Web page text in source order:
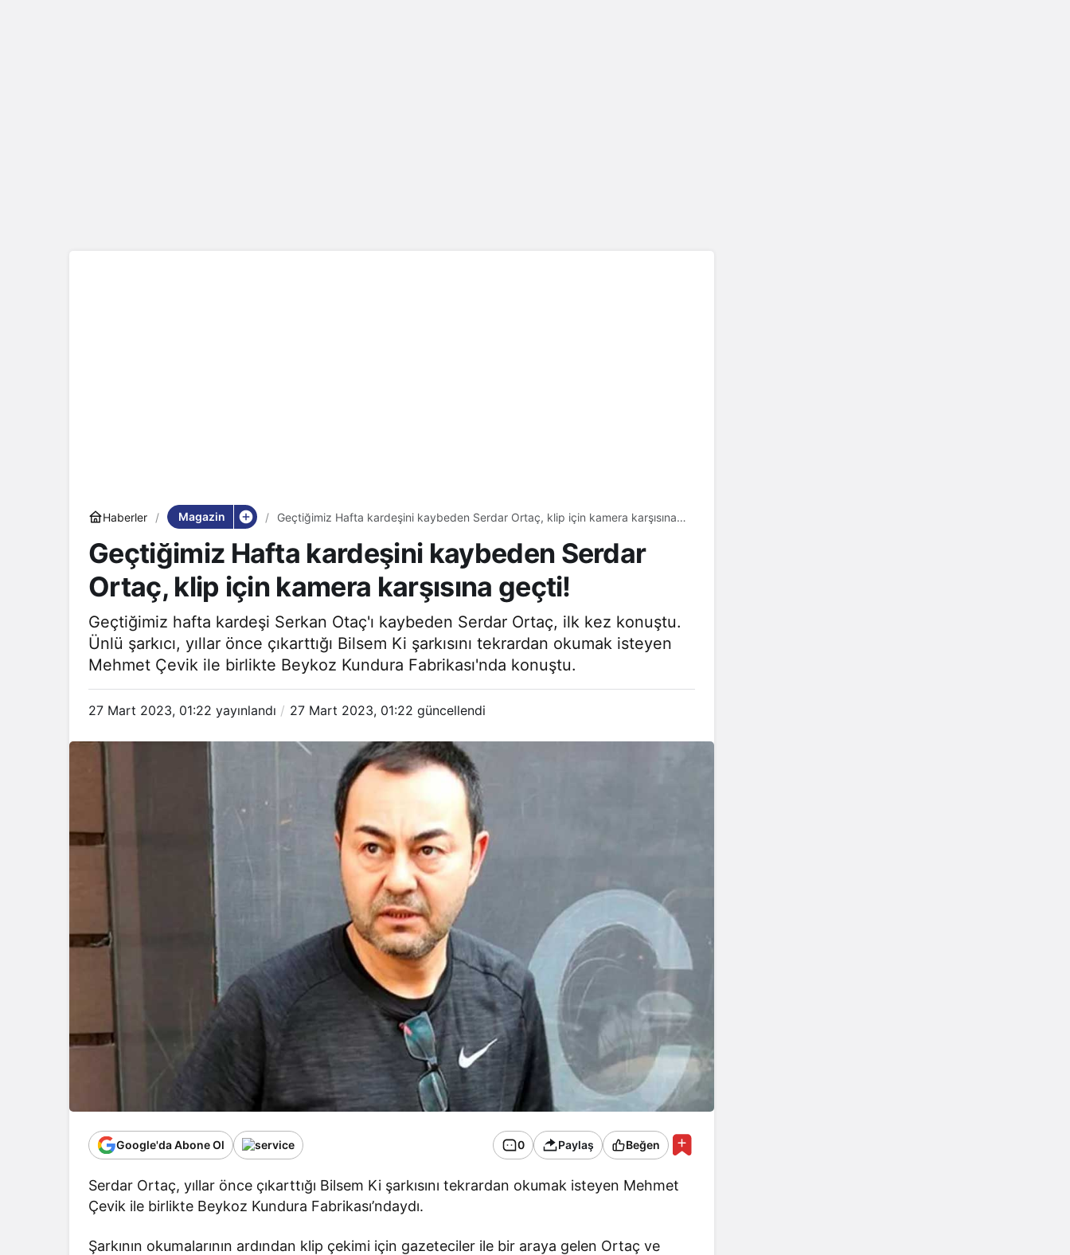
Haberler Magazin
Geçtiğimiz Hafta kardeşini kaybeden Serdar Ortaç, klip için kamera karşısına
Geçtiğimiz Hafta kardeşini kaybeden Serdar
Ortaç, klip için kamera karşısına geçti!
Geçtiğimiz hafta kardeşi Serkan Otaç'ı kaybeden Serdar Ortaç, ilk kez konuştu.
Ünlü şarkıcı, yıllar önce çıkarttığı Bilsem Ki şarkısını tekrardan okumak isteyen
Mehmet Çevik ile birlikte Beykoz Kundura Fabrikası'nda konuştu.
27 Mart 2023, 01:22 yayınlandı 27 Mart 2023, 01:22 güncellendi
Google'da Abone Ol 0 Paylaş Beğen
Serdar Ortaç, yıllar önce çıkarttığı Bilsem Ki şarkısını tekrardan okumak isteyen Mehmet
Çevik ile birlikte Beykoz Kundura Fabrikası’ndaydı.
Şarkının okumalarının ardından klip çekimi için gazeteciler ile bir araya gelen Ortaç ve